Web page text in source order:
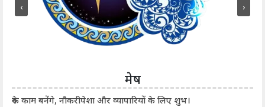
मेष
रुके काम बनेंगे, नौकरीपेशा और व्यापारियों के लिए शुभ।
‹ ›